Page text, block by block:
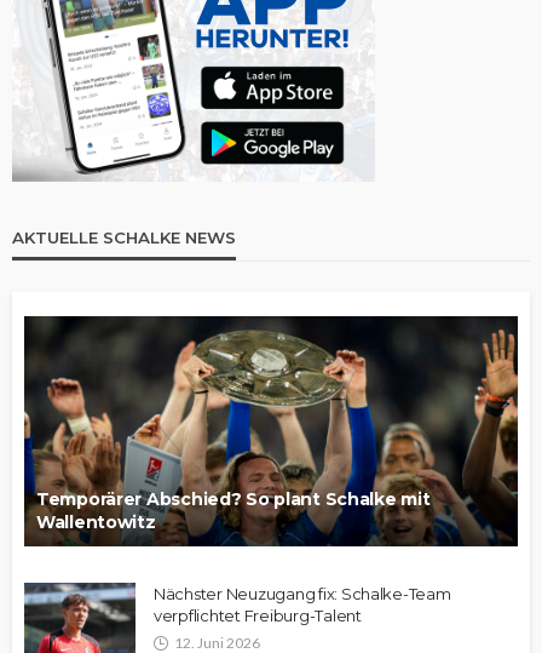
AKTUELLE SCHALKE NEWS
Temporärer Abschied? So plant Schalke mit
Wallentowitz
Nächster Neuzugang fix: Schalke-Team
verpflichtet Freiburg-Talent
12. Juni 2026